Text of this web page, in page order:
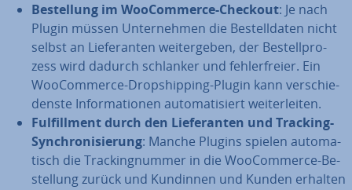
Be­stel­lung im Woo­Com­mer­ce-Checkout: Je nach
Plugin müssen Un­ter­neh­men die Be­stell­da­ten nicht
selbst an Lie­fe­ran­ten wei­ter­ge­ben, der Be­stell­pro­
zess wird dadurch schlanker und feh­ler­frei­er. Ein
Woo­Com­mer­ce-Drop­ship­ping-Plugin kann ver­schie­
dens­te In­for­ma­tio­nen au­to­ma­ti­siert wei­ter­lei­ten.
Ful­fill­ment durch den Lie­fe­ran­ten und Tracking-
Syn­chro­ni­sie­rung: Manche Plugins spielen au­to­ma­
tisch die Track­ing­num­mer in die Woo­Com­mer­ce-Be­
stel­lung zurück und Kundinnen und Kunden erhalten